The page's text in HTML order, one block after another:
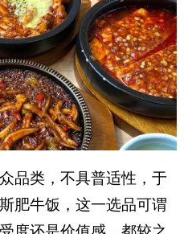
品类，不具普适性，于
肥牛饭，这一选品可谓